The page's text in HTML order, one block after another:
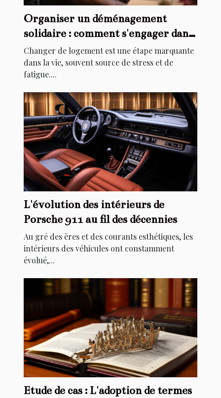
Organiser un déménagement
solidaire : comment s'engager dans
l'aide au relogement
Changer de logement est une étape marquante
dans la vie, souvent source de stress et de
fatigue....
L'évolution des intérieurs de
Porsche 911 au fil des décennies
Au gré des ères et des courants esthétiques, les
intérieurs des véhicules ont constamment
évolué,...
Etude de cas : L'adoption de termes